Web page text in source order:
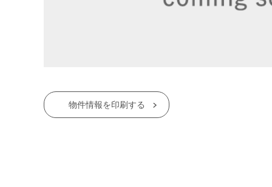
物件情報を印刷する